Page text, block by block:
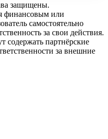
защищены.
финансовым или
самостоятельно
за свои действия.
содержать партнёрские
за внешние